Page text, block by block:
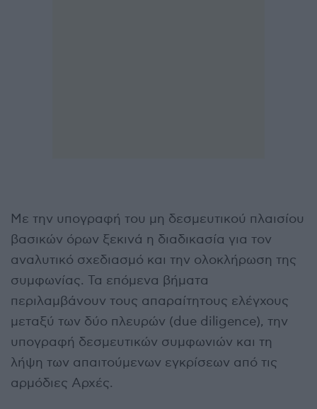
Με την υπογραφή του μη δεσμευτικού πλαισίου
βασικών όρων ξεκινά η διαδικασία για τον
αναλυτικό σχεδιασμό και την ολοκλήρωση της
συμφωνίας. Τα επόμενα βήματα
περιλαμβάνουν τους απαραίτητους ελέγχους
μεταξύ των δύο πλευρών (due diligence), την
υπογραφή δεσμευτικών συμφωνιών και τη
λήψη των απαιτούμενων εγκρίσεων από τις
αρμόδιες Αρχές.